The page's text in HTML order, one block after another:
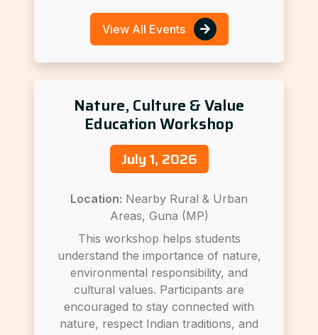
View All Events
Nature, Culture & Value
Education Workshop
July 1, 2026
Location: Nearby Rural & Urban
Areas, Guna (MP)
This workshop helps students
understand the importance of nature,
environmental responsibility, and
cultural values. Participants are
encouraged to stay connected with
nature, respect Indian traditions, and